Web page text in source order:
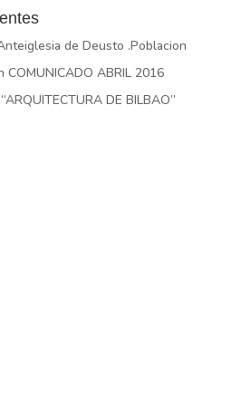
de Deusto .Poblacion
COMUNICADO ABRIL 2016
“ARQUITECTURA DE BILBAO”